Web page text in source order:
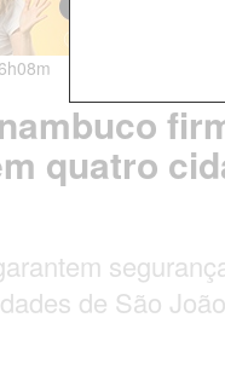
quatro
de São